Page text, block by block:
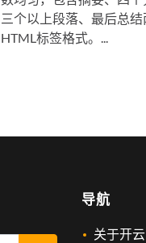
三个以上段落、最后总
HTML标签格式。...
导航
关于开云